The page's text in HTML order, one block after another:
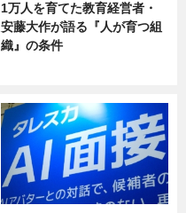
1万人を育てた教育経営者・
安藤大作が語る『人が育つ組
織』の条件